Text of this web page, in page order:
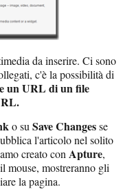
da inserire. Ci sono
c'è la possibilità di
un URL di un file
o su Save Changesse
l'articolo nel solito
creato con Apture,
mouse, mostreranno gli
la pagina.